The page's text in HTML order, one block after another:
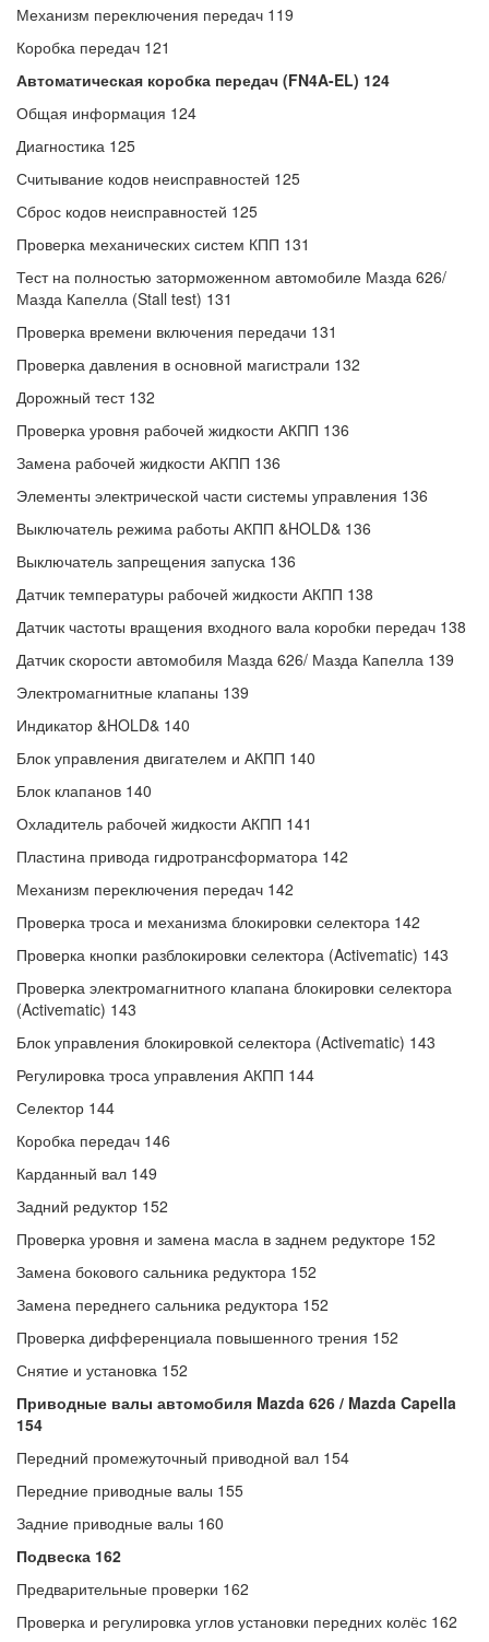
Механизм переключения передач 119
Коробка передач 121
Автоматическая коробка передач (FN4A-EL) 124
Общая информация 124
Диагностика 125
Считывание кодов неисправностей 125
Сброс кодов неисправностей 125
Проверка механических систем КПП 131
Тест на полностью заторможенном автомобиле Мазда 626/
Мазда Капелла (Stall test) 131
Проверка времени включения передачи 131
Проверка давления в основной магистрали 132
Дорожный тест 132
Проверка уровня рабочей жидкости АКПП 136
Замена рабочей жидкости АКПП 136
Элементы электрической части системы управления 136
Выключатель режима работы АКПП &HOLD& 136
Выключатель запрещения запуска 136
Датчик температуры рабочей жидкости АКПП 138
Датчик частоты вращения входного вала коробки передач 138
Датчик скорости автомобиля Мазда 626/ Мазда Капелла 139
Электромагнитные клапаны 139
Индикатор &HOLD& 140
Блок управления двигателем и АКПП 140
Блок клапанов 140
Охладитель рабочей жидкости АКПП 141
Пластина привода гидротрансформатора 142
Механизм переключения передач 142
Проверка троса и механизма блокировки селектора 142
Проверка кнопки разблокировки селектора (Activematic) 143
Проверка электромагнитного клапана блокировки селектора
(Activematic) 143
Блок управления блокировкой селектора (Activematic) 143
Регулировка троса управления АКПП 144
Селектор 144
Коробка передач 146
Карданный вал 149
Задний редуктор 152
Проверка уровня и замена масла в заднем редукторе 152
Замена бокового сальника редуктора 152
Замена переднего сальника редуктора 152
Проверка дифференциала повышенного трения 152
Снятие и установка 152
Приводные валы автомобиля Mazda 626 / Mazda Capella
154
Передний промежуточный приводной вал 154
Передние приводные валы 155
Задние приводные валы 160
Подвеска 162
Предварительные проверки 162
Проверка и регулировка углов установки передних колёс 162